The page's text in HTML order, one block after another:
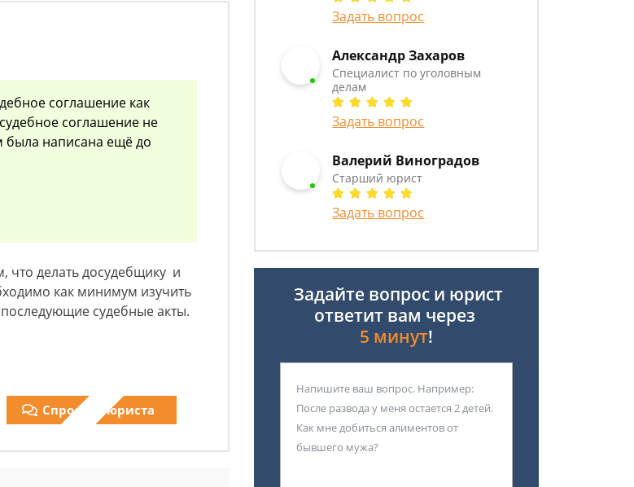
соглашение как
соглашение не
была написана ещё до
делать досудебщику и
как минимум изучить
судебные акты.
Спросить юриста
Задать вопрос
Александр Захаров
Специалист по уголовным
делам
Задать вопрос
Валерий Виноградов
Старший юрист
Задать вопрос
Задайте вопрос и юрист
ответит вам через
5 минут!